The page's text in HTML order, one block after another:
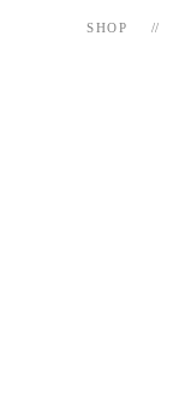
SHOP